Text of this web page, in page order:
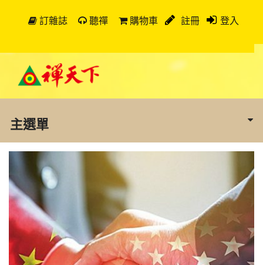
訂雜誌 聽禪 購物車 註冊 登入
主選單